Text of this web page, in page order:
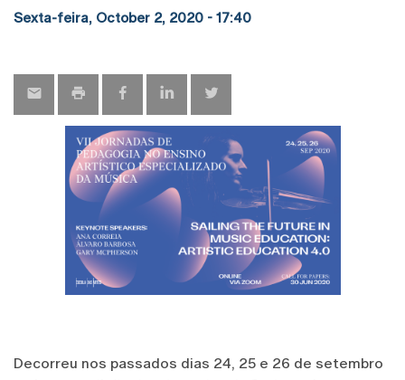
Sexta-feira, October 2, 2020 - 17:40
Decorreu nos passados dias 24, 25 e 26 de setembro